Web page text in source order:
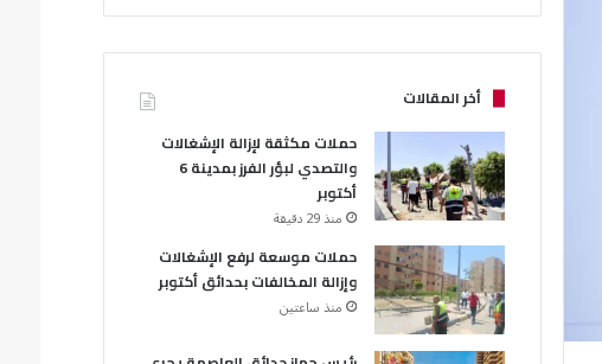
أخر المقالات
حملات مكثقة لإزالة الإشغالات
والتصدي لبؤر الفرز بمدينة 6
أكتوبر
منذ 29 دقيقة
حملات موسعة لرفع الإشغالات
وإزالة المخالفات بحدائق أكتوبر
منذ ساعتين